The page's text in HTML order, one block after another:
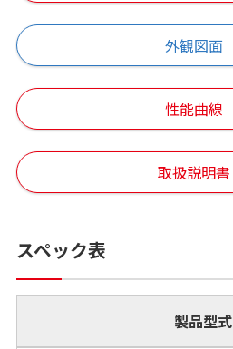
外観図面
性能曲線
取扱説明書
スペック表
製品型式